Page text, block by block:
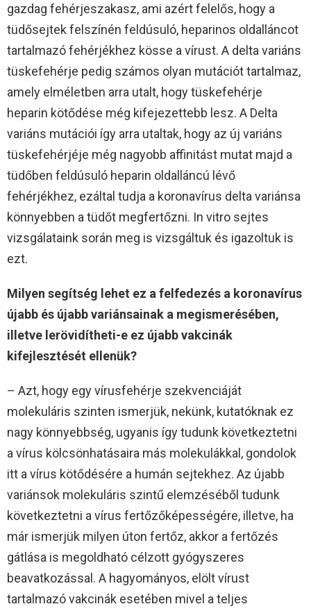
gazdag fehérjeszakasz, ami azért felelős, hogy a
tüdősejtek felszínén feldúsuló, heparinos oldalláncot
tartalmazó fehérjékhez kösse a vírust. A delta variáns
tüskefehérje pedig számos olyan mutációt tartalmaz,
amely elméletben arra utalt, hogy tüskefehérje
heparin kötődése még kifejezettebb lesz. A Delta
variáns mutációi így arra utaltak, hogy az új variáns
tüskefehérjéje még nagyobb affinitást mutat majd a
tüdőben feldúsuló heparin oldalláncú lévő
fehérjékhez, ezáltal tudja a koronavírus delta variánsa
könnyebben a tüdőt megfertőzni. In vitro sejtes
vizsgálataink során meg is vizsgáltuk és igazoltuk is
ezt.
Milyen segítség lehet ez a felfedezés a koronavírus
újabb és újabb variánsainak a megismerésében,
illetve lerövidítheti-e ez újabb vakcinák
kifejlesztését ellenük?
– Azt, hogy egy vírusfehérje szekvenciáját
molekuláris szinten ismerjük, nekünk, kutatóknak ez
nagy könnyebbség, ugyanis így tudunk következtetni
a vírus kölcsönhatásaira más molekulákkal, gondolok
itt a vírus kötődésére a humán sejtekhez. Az újabb
variánsok molekuláris szintű elemzéséből tudunk
következtetni a vírus fertőzőképességére, illetve, ha
már ismerjük milyen úton fertőz, akkor a fertőzés
gátlása is megoldható célzott gyógyszeres
beavatkozással. A hagyományos, elölt vírust
tartalmazó vakcinák esetében mivel a teljes